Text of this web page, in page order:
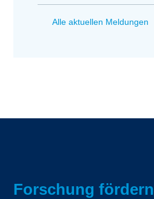
Alle aktuellen Meldungen
Forschung fördern